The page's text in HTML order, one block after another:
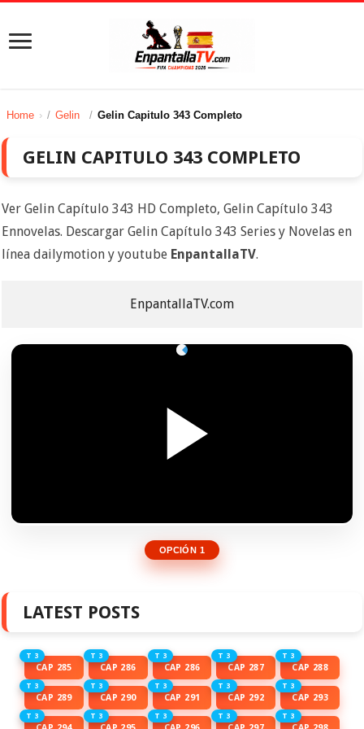
Home / Gelin / Gelin Capitulo 343 Completo
GELIN CAPITULO 343 COMPLETO
Ver Gelin Capítulo 343 HD Completo, Gelin Capítulo 343
Ennovelas. Descargar Gelin Capítulo 343 Series y Novelas en
línea dailymotion y youtube EnpantallaTV.
EnpantallaTV.com
OPCIÓN 1
LATEST POSTS
T 3
CAP 285
T 3
CAP 286
T 3
CAP 286
T 3
CAP 287
T 3
CAP 288
T 3
CAP 289
T 3
CAP 290
T 3
CAP 291
T 3
CAP 292
T 3
CAP 293
T 3 T 3 T 3 T 3 T 3